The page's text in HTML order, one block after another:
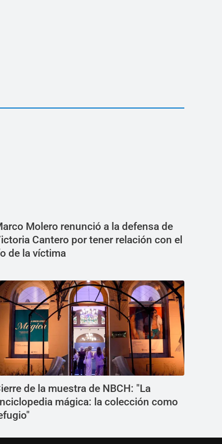
Molero renunció a la defensa de
Cantero por tener relación con el
de la víctima
de la muestra de NBCH: "La
mágica: la colección como